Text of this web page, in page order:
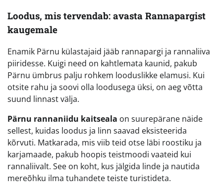
Loodus, mis tervendab: avasta Rannapargist
kaugemale
Enamik Pärnu külastajaid jääb rannapargi ja rannaliiva
piiridesse. Kuigi need on kahtlemata kaunid, pakub
Pärnu ümbrus palju rohkem looduslikke elamusi. Kui
otsite rahu ja soovi olla loodusega üksi, on aeg võtta
suund linnast välja.
Pärnu rannaniidu kaitseala on suurepärane näide
sellest, kuidas loodus ja linn saavad eksisteerida
kõrvuti. Matkarada, mis viib teid otse läbi roostiku ja
karjamaade, pakub hoopis teistmoodi vaateid kui
rannaliivalt. See on koht, kus jälgida linde ja nautida
mereõhku ilma tuhandete teiste turistideta.